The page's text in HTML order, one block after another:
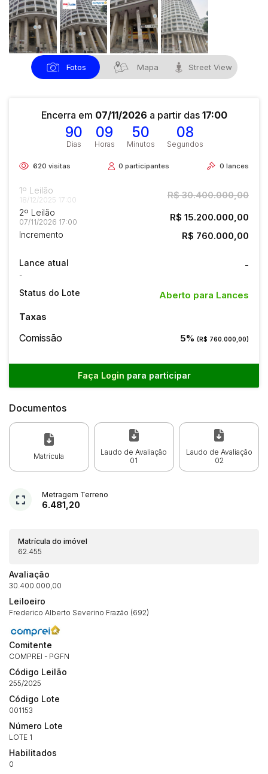
Fotos Mapa Street View
Encerra em 07/11/2026 a partir das 17:00
90
Dias
09
Horas
50
Minutos
08
Segundos
620 visitas 0participantes 0 lances
1º Leilão
18/12/2025 17:00 R$ 30.400.000,00
2º Leilão
07/11/2026 17:00 R$ 15.200.000,00
Incremento R$ 760.000,00
Lance atual
-
-
Status do Lote
Aberto para Lances
Taxas
Comissão 5% (R$ 760.000,00)
Faça Login para participar
Documentos
Matrícula
Laudo de Avaliação
01
Laudo de Avaliação
02
Metragem Terreno
6.481,20
Matrícula do imóvel
62.455
Avaliação
30.400.000,00
Leiloeiro
Frederico Alberto Severino Frazão (692)
Comitente
COMPREI - PGFN
Código Leilão
255/2025
Código Lote
001153
Número Lote
LOTE 1
Habilitados
0